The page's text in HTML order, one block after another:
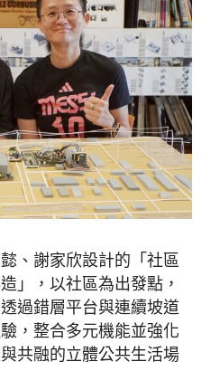
、謝家欣設計的「社區
」，以社區為出發點，
過錯層平台與連續坡道
，整合多元機能並強化
共融的立體公共生活場